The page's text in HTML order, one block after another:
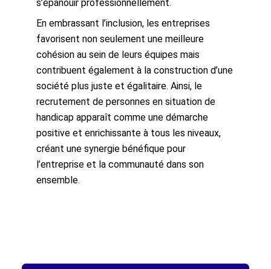
s’épanouir professionnellement.
En embrassant l’inclusion, les entreprises
favorisent non seulement une meilleure
cohésion au sein de leurs équipes mais
contribuent également à la construction d’une
société plus juste et égalitaire. Ainsi, le
recrutement de personnes en situation de
handicap apparaît comme une démarche
positive et enrichissante à tous les niveaux,
créant une synergie bénéfique pour
l’entreprise et la communauté dans son
ensemble.